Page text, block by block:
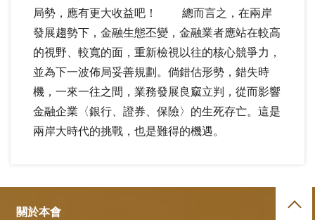
局勢，應有更大收益吧！ 總而言之，在兩岸
發展趨勢下，金融生態丕變，金融業者應站在較高
的視野、較寬的面，重新檢視以往的核心競爭力，
並為下一波佈局妥善規劃。倘錯估形勢，錯失時
機，一來一往之間，業務發展良窳立判，從而影響
金融企業〈銀行、證券、保險〉的生死存亡。這是
兩岸大時代的挑戰，也是難得的機遇。
關於本會